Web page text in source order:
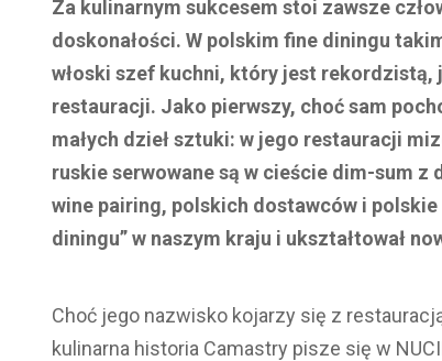
Za kulinarnym sukcesem stoi zawsze
doskonałości. W polskim fine diningu
włoski szef kuchni, który jest
restauracji. Jako pierwszy, choć sam
małych dzieł sztuki: w jego restauracji
ruskie serwowane są w cieście dim-sum z
wine pairing, polskich dostawców i
diningu” w naszym kraju i ukształtował
Choć jego nazwisko kojarzy się z
kulinarna historia Camastry pisze się w